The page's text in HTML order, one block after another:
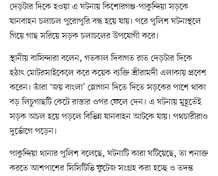
দেড়টার দিকে হওয়া এ ঘটনায় কিশোরগঞ্জ-পাকুন্দিয়া সড়কে
যানবাহন চলাচল পুরোপুরি বন্ধ হয়ে যায়। পরে পুলিশ ঘটনাস্থলে
গিয়ে গাছ সরিয়ে সড়ক চলাচলের উপযোগী করে।
স্থানীয় বাসিন্দারা বলেন, গতকাল দিবাগত রাত দেড়টার দিকে
হঠাৎ মোটরসাইকেলে করে কয়েক ব্যক্তি শ্রীরামদী এলাকায় প্রবেশ
করেন। তাঁরা ‘জয় বাংলা’ স্লোগান দিতে দিতে সড়কের পাশে থাকা
বড় লিচুগাছটি কেটে রাস্তার ওপর ফেলে দেন। এ ঘটনায় মুহূর্তেই
সড়ক অচল হয়ে পড়লে বিভিন্ন যানবাহন আটকে যায়। পথচারীরাও
দুর্ভোগে পড়েন।
পাকুন্দিয়া থানার পুলিশ বলেছে, ঘটনাটি কারা ঘটিয়েছে, তা শনাক্ত
করতে আশপাশের সিসিটিভি ফুটেজ সংগ্রহ করা হচ্ছে ও তদন্ত